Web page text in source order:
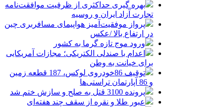
بهره گیری حداکثری از ظرفیت موافقت‌نامه
تجارت آزاد ایران و روسیه
پرواز موفقیت‌آمیز هواپیمای مسافربری چین
در ارتفاع بالا /عکس
ورود موج تازه گرما به کشور
اعدام با صندلی الکتریکی؛ مجازات آمریکایی
برای خیانت به وطن
توقیف 86خودروی لوکس، 187 قطعه زمین
و 86 آپارتمان تراستی‌ها
پرونده 3100 قتل به صلح و سازش ختم شد
عبور طلا و نقره از سقف چند هفته‌ای